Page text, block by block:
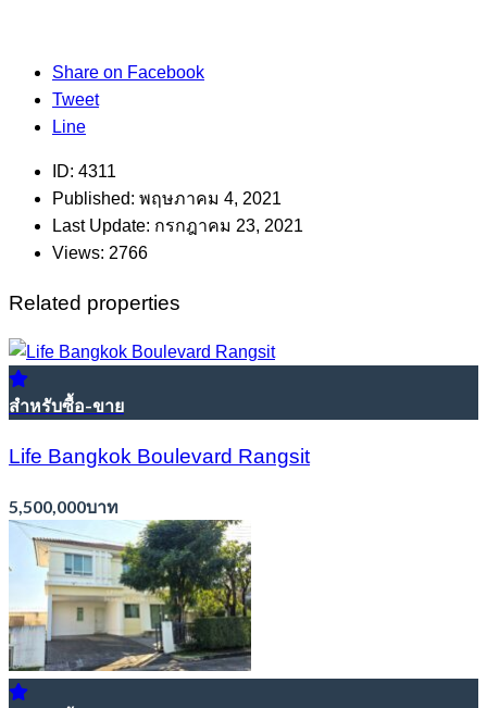
Share on Facebook
Tweet
Line
ID: 4311
Published: พฤษภาคม 4, 2021
Last Update: กรกฎาคม 23, 2021
Views: 2766
Related properties
สำหรับซื้อ-ขาย
Life Bangkok Boulevard Rangsit
5,500,000บาท